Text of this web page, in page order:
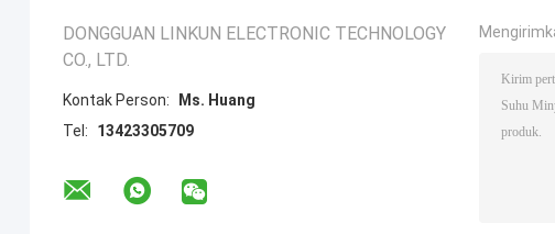
DONGGUAN LINKUN ELECTRONIC TECHNOLOGY
CO., LTD.
Kontak Person:
Ms. Huang
Tel:
13423305709